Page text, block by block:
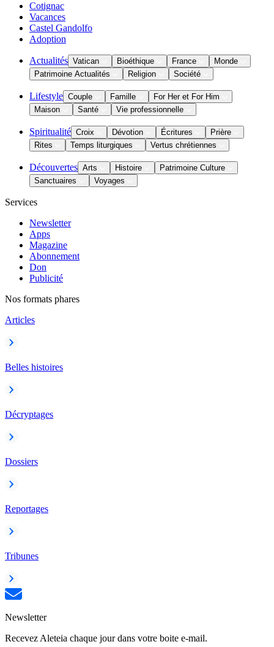
Cotignac
Vacances
Castel Gandolfo
Adoption
Actualités Vatican Bioéthique France
Monde
Patrimoine Actualités
Religion Société
Lifestyle Couple Famille
For Her et For Him
Maison
Santé Vie professionnelle
Spiritualité Croix Dévotion Écritures
Prière
Rites
Temps liturgiques Vertus chrétiennes
Découvertes Arts Histoire
Patrimoine Culture
Sanctuaires
Voyages
Services
Newsletter
Apps
Magazine
Abonnement
Don
Publicité
Nos formats phares
Articles
Belles histoires
Décryptages
Dossiers
Reportages
Tribunes
Newsletter
Recevez Aleteia chaque jour dans votre boite e-mail.